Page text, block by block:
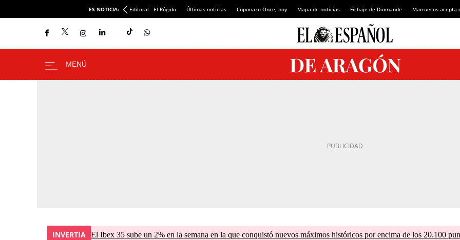
ES NOTICIA: Editoral - El Rúgido Últimas noticias Cuponazo Once, hoy Mapa de noticias Fichaje de Diomande Marruecos acepta
INVERTIA El Ibex 35 sube un 2% en la semana en la que conquistó nuevos máximos históricos por encima de los 20.100